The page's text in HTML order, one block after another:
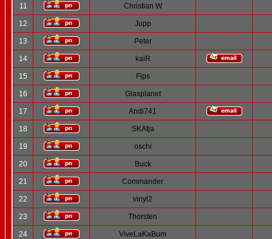
11 Christian W
12 Jupp
13 Peter
14 kaiR
15 Fips
16 Glasplanet
17 Andi741
18 SKAtja
19 oschi
20 Buck
21 Commander
22 vinyl2
23 Thorsten
24 ViveLaKaBum